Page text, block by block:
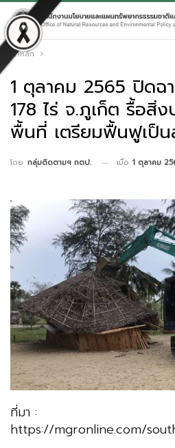
หน้าหลัก
1 ตุลาคม 2565 ปิดฉ
178 ไร่ จ.ภูเก็ต รื้อสิ่
พื้นที่ เตรียมฟื้นฟูเป็น
โดย กลุ่มติดตามฯ กตป. เมื่อ 1 ตุลาคม
ที่มา :
https://mgronline.com/